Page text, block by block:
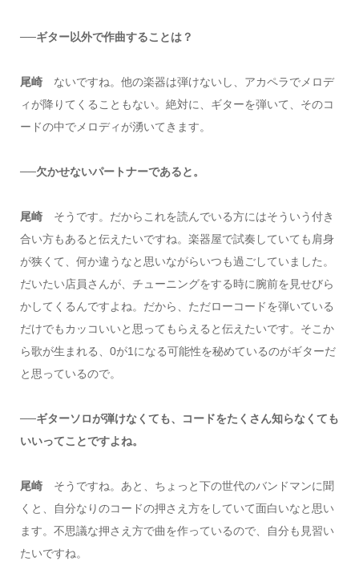
──ギター以外で作曲することは？
尾崎ないですね。他の楽器は弾けないし、アカペラでメロデ
ィが降りてくることもない。絶対に、ギターを弾いて、そのコ
ードの中でメロディが湧いてきます。
──欠かせないパートナーであると。
尾崎そうです。だからこれを読んでいる方にはそういう付き
合い方もあると伝えたいですね。楽器屋で試奏していても肩身
が狭くて、何か違うなと思いながらいつも過ごしていました。
だいたい店員さんが、チューニングをする時に腕前を見せびら
かしてくるんですよね。だから、ただローコードを弾いている
だけでもカッコいいと思ってもらえると伝えたいです。そこか
ら歌が生まれる、0が1になる可能性を秘めているのがギターだ
と思っているので。
──ギターソロが弾けなくても、コードをたくさん知らなくても
いいってことですよね。
尾崎そうですね。あと、ちょっと下の世代のバンドマンに聞
くと、自分なりのコードの押さえ方をしていて面白いなと思い
ます。不思議な押さえ方で曲を作っているので、自分も見習い
たいですね。